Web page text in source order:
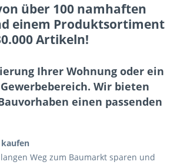
über 100 namhaften
einem Produktsortiment
Artikeln!
Ihrer Wohnung oder ein
Wir bieten
einen passenden
Weg zum Baumarkt sparen und